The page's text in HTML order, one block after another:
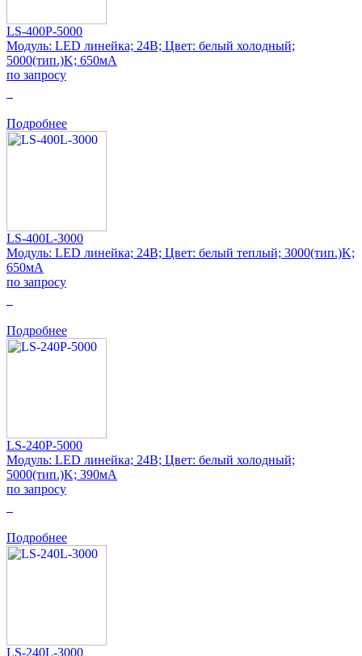
LS-400P-5000
Модуль: LED линейка; 24В; Цвет: белый холодный;
5000(тип.)K; 650мА
по запросу
Подробнее
LS-400L-3000
Модуль: LED линейка; 24В; Цвет: белый теплый; 3000(тип.)K;
650мА
по запросу
Подробнее
LS-240P-5000
Модуль: LED линейка; 24В; Цвет: белый холодный;
5000(тип.)K; 390мА
по запросу
Подробнее
LS-240L-3000